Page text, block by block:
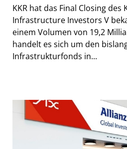
KKR hat das Final Closing des
Infrastructure Investors V
einem Volumen von 19,2
handelt es sich um den
Infrastrukturfonds in...